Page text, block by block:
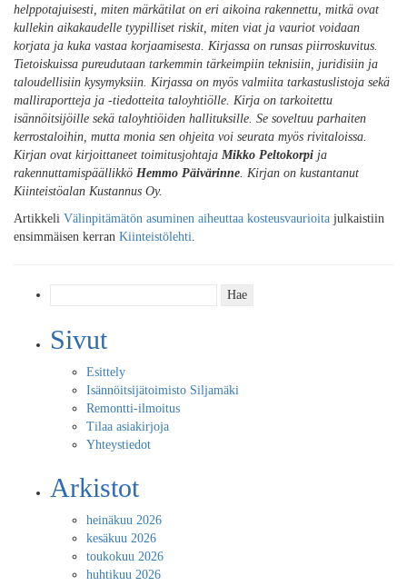
helppotajuisesti, miten märkätilat on eri aikoina rakennettu, mitkä ovat
kullekin aikakaudelle tyypilliset riskit, miten viat ja vauriot voidaan
korjata ja kuka vastaa korjaamisesta. Kirjassa on runsas piirroskuvitus.
Tietoiskuissa pureudutaan tarkemmin tärkeimpiin teknisiin, juridisiin ja
taloudellisiin kysymyksiin. Kirjassa on myös valmiita tarkastuslistoja sekä
malliraportteja ja -tiedotteita taloyhtiölle. Kirja on tarkoitettu
isännöitsijöille sekä taloyhtiöiden hallituksille. Se soveltuu parhaiten
kerrostaloihin, mutta monia sen ohjeita voi seurata myös rivitaloissa.
Kirjan ovat kirjoittaneet toimitusjohtaja Mikko Peltokorpi ja
rakennuttamispäällikkö Hemmo Päivärinne. Kirjan on kustantanut
Kiinteistöalan Kustannus Oy.
Artikkeli Välinpitämätön asuminen aiheuttaa kosteusvaurioita julkaistiin
ensimmäisen kerran Kiinteistölehti.
Sivut
Esittely
Isännöitsijätoimisto Siljamäki
Remontti-ilmoitus
Tilaa asiakirjoja
Yhteystiedot
Arkistot
heinäkuu 2026
kesäkuu 2026
toukokuu 2026
huhtikuu 2026